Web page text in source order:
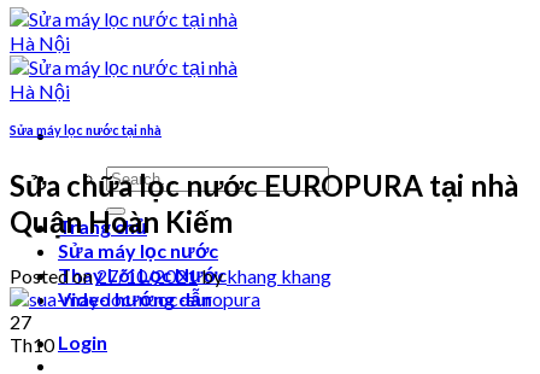
Search
for:
Trang chủ
Sửa máy lọc nước
Thay Lõi Lọc Nước
Video hướng dẫn
Login
Sửa máy lọc nước tại nhà
Sửa chữa lọc nước EUROPURA tại nhà
Quận Hoàn Kiếm
Posted on27/10/2021bykhang khang
27
Th10